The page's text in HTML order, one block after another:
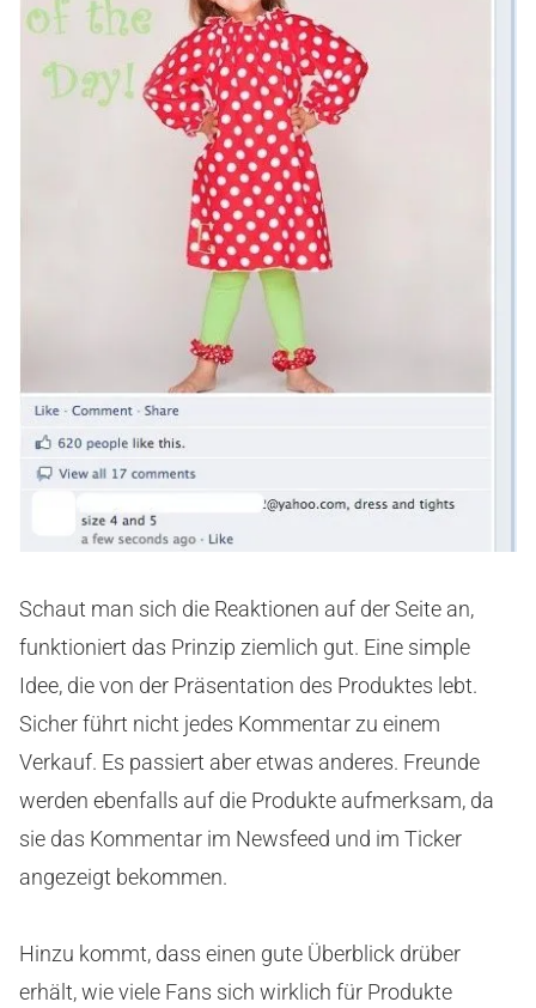
Schaut man sich die Reaktionen auf der Seite an,
funktioniert das Prinzip ziemlich gut. Eine simple
Idee, die von der Präsentation des Produktes lebt.
Sicher führt nicht jedes Kommentar zu einem
Verkauf. Es passiert aber etwas anderes. Freunde
werden ebenfalls auf die Produkte aufmerksam, da
sie das Kommentar im Newsfeed und im Ticker
angezeigt bekommen.
Hinzu kommt, dass einen gute Überblick drüber
erhält, wie viele Fans sich wirklich für Produkte